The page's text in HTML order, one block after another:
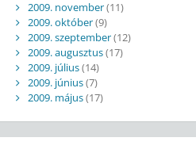
2009. november(11)
2009. október(9)
2009. szeptember(12)
2009. augusztus(17)
2009. július(14)
2009. június(7)
2009. május(17)